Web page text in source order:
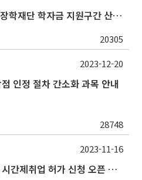
[장학금 신청자 필독] 한국장학재단 학자금 지원구간 산정 권고
20305
인정 절차 간소화 과목 안내
28748
2023-12-20
학생정보시스템 내 유학생 시간제취업 허가 신청 오픈 안내
2023-11-16